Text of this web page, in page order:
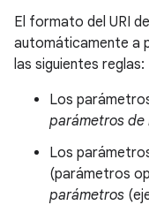
El formato del URI
automáticamente a
las siguientes reglas:
Los
parámetros de
Los
(parámetros
parámetros